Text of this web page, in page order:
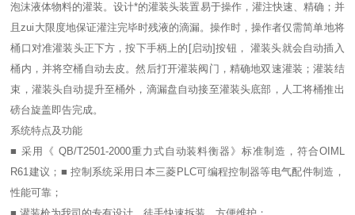
泡沫液体物料的灌装。设计*的灌装头装置易于操作，灌注快速、精确；并
且zui大限度地保证灌注完毕时残液的滴漏。操作时，操作者仅需简单地将
桶口对准灌装头正下方，按下手柄上的[启动]按钮， 灌装头就会自动插入
桶内，并将空桶自动去皮。然后打开灌装阀门，精确地双速灌装；灌装结
束，灌装头自动提升至桶外，滴漏盘自动接至灌装头底部，人工将桶推出
磅台旋盖即告完成。
系统特点及功能
■ 采用《 QB/T2501-2000重力式自动装料衡器》标准制造，符合OIML
R61建议；■ 控制系统采用日本三菱PLC可编程控制器等电气配件制造，
性能可靠；